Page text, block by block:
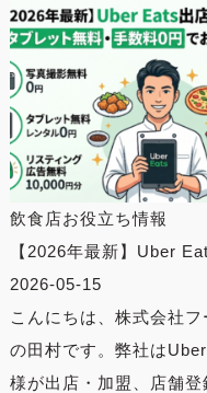
飲食店お役立ち情報
【2026年最新】Uber
2026-05-15
こんにちは、株式会社
の田村です。弊社は
様が出店・加盟、店舗